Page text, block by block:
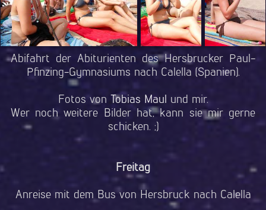
Abifahrt der Abiturienten des Hersbrucker Paul-
Pfinzing-Gymnasiums nach Calella (Spanien).
Fotos von Tobias Maul und mir.
Wer noch weitere Bilder hat, kann sie mir gerne
schicken. ;)
Freitag
Anreise mit dem Bus von Hersbruck nach Calella